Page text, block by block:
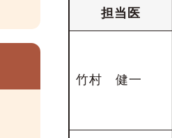
担当医
竹村 健一